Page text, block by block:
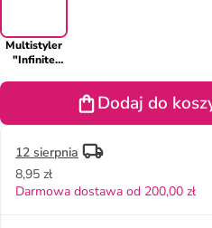
Multistyler
"Infinite
Lagerfeld" w
Dodaj do
12 sierpnia
8,95 zł
Darmowa dostawa od 200,00 zł